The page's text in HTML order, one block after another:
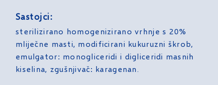
Sastojci:
sterilizirano homogenizirano vrhnje s 20%
mliječne masti, modificirani kukuruzni škrob,
emulgator: monogliceridi i digliceridi masnih
kiselina, zgušnjivač: karagenan.